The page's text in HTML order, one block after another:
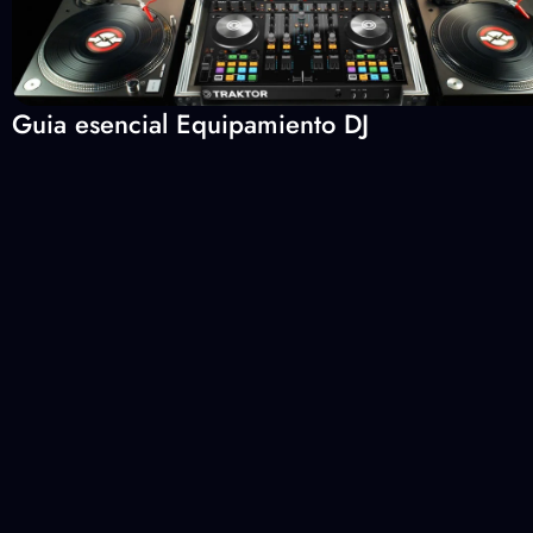
Guia esencial Equipamiento DJ